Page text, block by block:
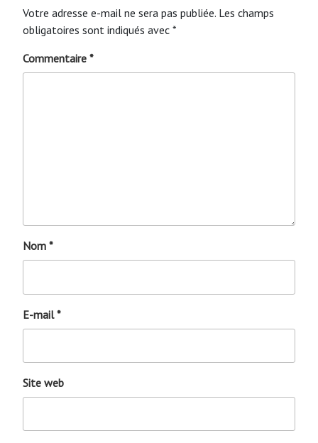
Votre adresse e-mail ne sera pas publiée. Les champs
obligatoires sont indiqués avec *
Commentaire *
Nom *
E-mail*
Site web